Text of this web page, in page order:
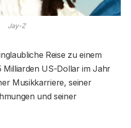
Jay-Z
Reise zu einem
Milliarden US-Dollar im Jahr
Musikkarriere, seiner
und seiner